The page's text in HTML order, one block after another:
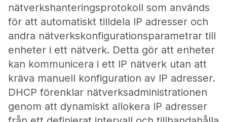
nätverkshanteringsprotokoll som används
för att automatiskt tilldela IP adresser och
andra nätverkskonfigurationsparametrar till
enheter i ett nätverk. Detta gör att enheter
kan kommunicera i ett IP nätverk utan att
kräva manuell konfiguration av IP adresser.
DHCP förenklar nätverksadministrationen
genom att dynamiskt allokera IP adresser